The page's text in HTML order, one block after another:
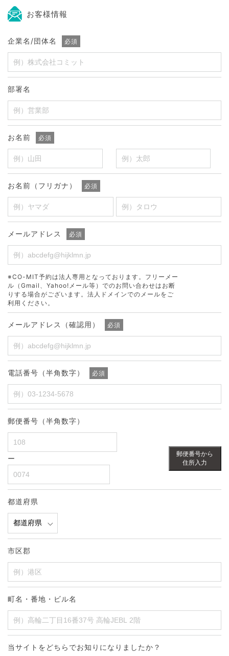
お客様情報
企業名/団体名 必須
部署名
お名前 必須
お名前（フリガナ） 必須
メールアドレス 必須
※CO-MIT予約は法人専用となっております。フリーメー
ル（Gmail、Yahoo!メール等）でのお問い合わせはお断
りする場合がございます。法人ドメインでのメールをご
利用ください。
メールアドレス（確認用） 必須
電話番号（半角数字） 必須
郵便番号（半角数字）
郵便番号から
住所入力
都道府県
市区郡
町名・番地・ビル名
当サイトをどちらでお知りになりましたか？